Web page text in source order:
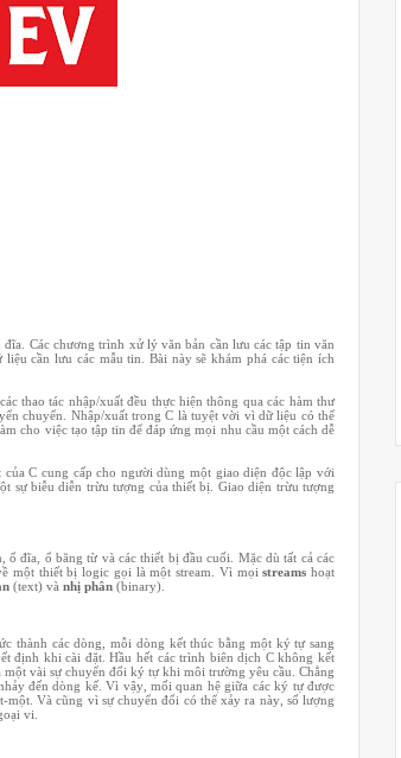
Các chương trình xử lý văn bản cần lưu các tập tin văn
cần lưu các mẫu tin. Bài này sẽ khám phá các tiện ích
thao tác nhập/xuất đều thực hiện thông qua các hàm thư
chuyển. Nhập/xuất trong C là tuyệt vời vì dữ liệu có thể
cho việc tạo tập tin để đáp ứng mọi nhu cầu một cách dễ
C cung cấp cho người dùng một giao diện độc lập với
sự biễu diễn trừu tượng của thiết bị. Giao diện trừu tượng
đĩa, ổ băng từ và các thiết bị đầu cuối. Mặc dù tất cả các
một thiết bị logic gọi là một stream. Vì mọistreams hoạt
(text) và nhị phân (binary).
thành các dòng, mỗi dòng kết thúc bằng một ký tự sang
định khi cài đặt. Hầu hết các trình biên dịch C không kết
vài sự chuyển đổi ký tự khi môi trường yêu cầu. Chẳng
đến dòng kế. Vì vậy, mối quan hệ giữa các ký tự được
Và cũng vì sự chuyển đổi có thể xảy ra này, số lượng
vi.